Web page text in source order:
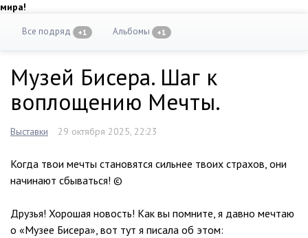
мира!
Все подряд +1 Альбомы +1
Музей Бисера. Шаг к
воплощению Мечты.
Выставки 29 октября 2025, 22:23
Когда твои мечты становятся сильнее твоих страхов, они
начинают сбываться! ©
Друзья! Хорошая новость! Как вы помните, я давно мечтаю
о «Музее Бисера», вот тут я писала об этом: